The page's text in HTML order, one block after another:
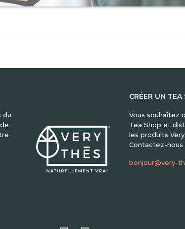
du
CRÉER UN TEA
Vous souhaitez
Tea Shop et
les produits
Contactez-nous
bonjour@very-